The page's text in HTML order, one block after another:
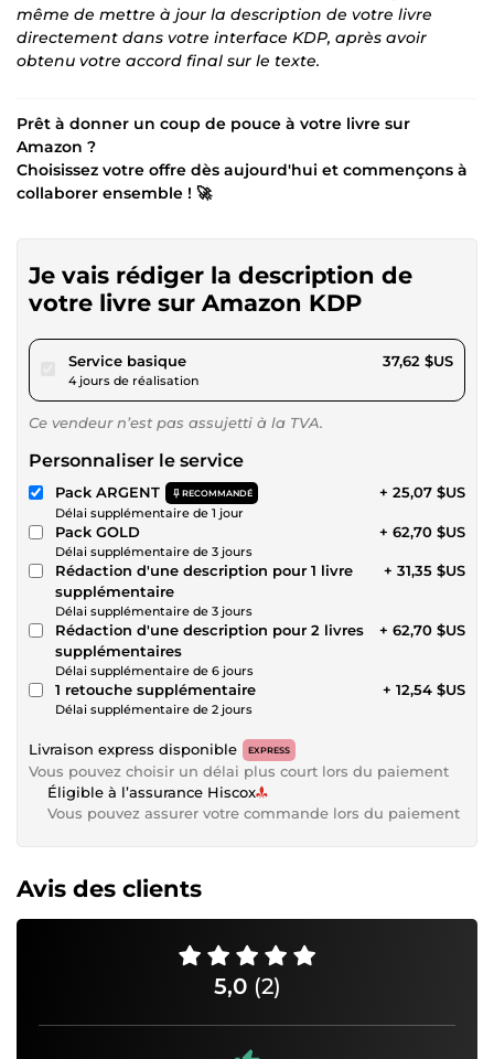
même de mettre à jour la description de votre livre
directement dans votre interface KDP, après avoir
obtenu votre accord final sur le texte.
Prêt à donner un coup de pouce à votre livre sur
Amazon ?
Choisissez votre offre dès aujourd'hui et commençons à
collaborer ensemble ! 🚀
Je vais rédiger la description de
votre livre sur Amazon KDP
Service basiquepour 34,67 $US
4 jours de réalisation
37,62 $US
Ce vendeur n’est pas assujetti à la TVA.
Personnaliser le service
Pack ARGENT RECOMMANDÉ
Délai supplémentaire de 1 jour
+ 25,07 $US
Pack GOLD
Délai supplémentaire de 3 jours
+ 62,70 $US
Rédaction d'une description pour 1 livre
supplémentaire
Délai supplémentaire de 3 jours
+ 31,35 $US
Rédaction d'une description pour 2 livres
supplémentaires
Délai supplémentaire de 6 jours
+ 62,70 $US
1 retouche supplémentaire
Délai supplémentaire de 2 jours
+ 12,54 $US
Livraison express disponible EXPRESS
Vous pouvez choisir un délai plus court lors du paiement
Éligible à l’assurance Hiscox
Vous pouvez assurer votre commande lors du paiement
Avis des clients
5,0 (2)